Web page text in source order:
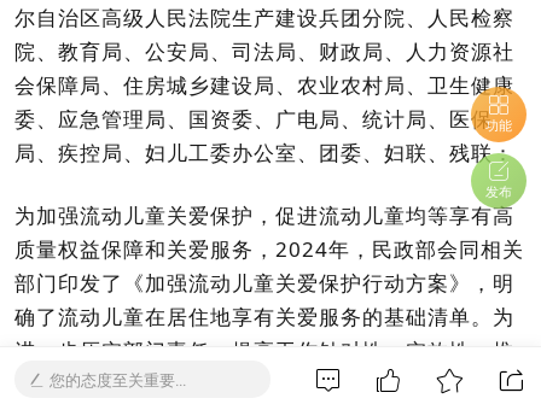
尔自治区高级人民法院生产建设兵团分院、人民检察
院、教育局、公安局、司法局、财政局、人力资源社
会保障局、住房城乡建设局、农业农村局、卫生健康
委、应急管理局、国资委、广电局、统计局、医保
局、疾控局、妇儿工委办公室、团委、妇联、残联：
为加强流动儿童关爱保护，促进流动儿童均等享有高
质量权益保障和关爱服务，2024年，民政部会同相关
部门印发了《加强流动儿童关爱保护行动方案》，明
确了流动儿童在居住地享有关爱服务的基础清单。为
进一步压实部门责任，提高工作针对性、实效性，推
动流动儿童在居住地均等化享有基本公共服务，切实
您的态度至关重要...
功能
发布